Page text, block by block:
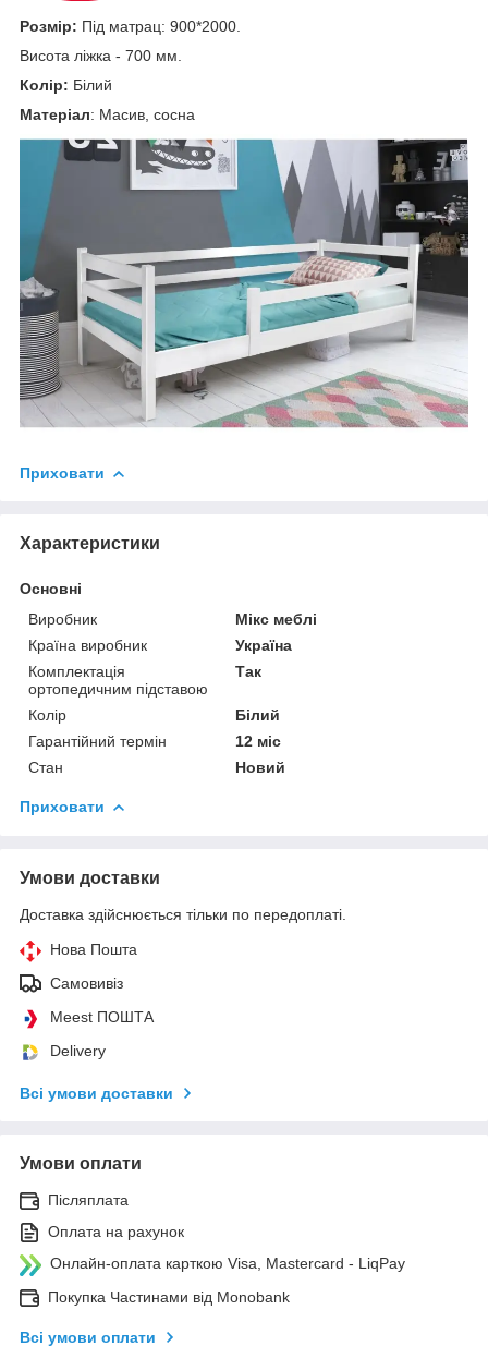
Розмір: Під матрац: 900*2000.
Висота ліжка - 700 мм.
Колір: Білий
Матеріал: Масив, сосна
Приховати
Характеристики
Основні
Виробник
Мікс меблі
Країна виробник
Україна
Комплектація
ортопедичним підставою
Так
Колір
Білий
Гарантійний термін
12 міс
Стан
Новий
Приховати
Умови доставки
Доставка здійснюється тільки по передоплаті.
Нова Пошта
Самовивіз
Meest ПОШТА
Delivery
Всі умови доставки
Умови оплати
Післяплата
Оплата на рахунок
Онлайн-оплата карткою Visa, Mastercard - LiqPay
Покупка Частинами від Monobank
Всі умови оплати